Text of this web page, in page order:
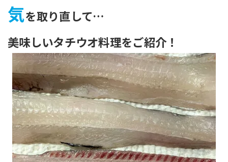
気を取り直して…
美味しいタチウオ料理をご紹介！